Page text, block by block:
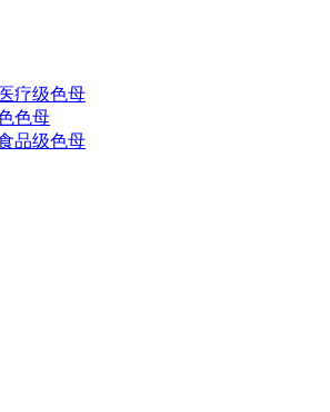
医疗级色母
色母
品级色母